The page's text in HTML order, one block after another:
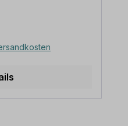
von Schildern mit
werden zwei
Merkmale dieser
Stahl,
ca. 415
350